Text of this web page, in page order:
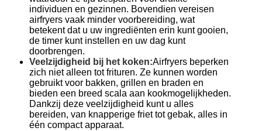
individuen en gezinnen. Bovendien vereisen
airfryers vaak minder voorbereiding, wat
betekent dat u uw ingrediënten erin kunt gooien,
de timer kunt instellen en uw dag kunt
doorbrengen.
Veelzijdigheid bij het koken:Airfryers beperken
zich niet alleen tot frituren. Ze kunnen worden
gebruikt voor bakken, grillen en braden en
bieden een breed scala aan kookmogelijkheden.
Dankzij deze veelzijdigheid kunt u alles
bereiden, van knapperige friet tot gebak, alles in
één compact apparaat.